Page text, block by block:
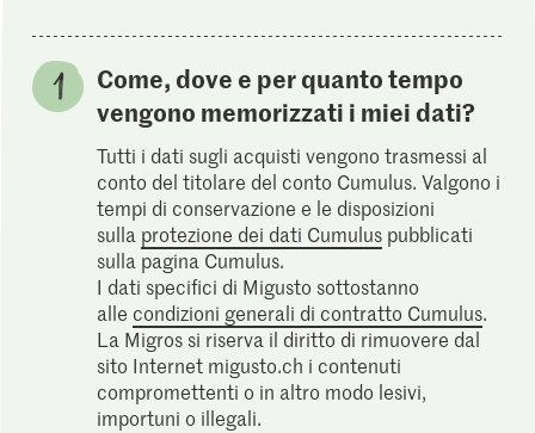
Come, dove e per quanto tempo
vengono memorizzati i miei dati?
Tutti i dati sugli acquisti vengono trasmessi al
conto del titolare del conto Cumulus. Valgono i
tempi di conservazione e le disposizioni
sulla protezione dei dati Cumulus pubblicati
sulla pagina Cumulus.
I dati specifici di Migusto sottostanno
allecondizioni generali di contratto Cumulus.
La Migros si riserva il diritto di rimuovere dal
sito Internet migusto.ch i contenuti
compromettenti o in altro modo lesivi,
importuni o illegali.